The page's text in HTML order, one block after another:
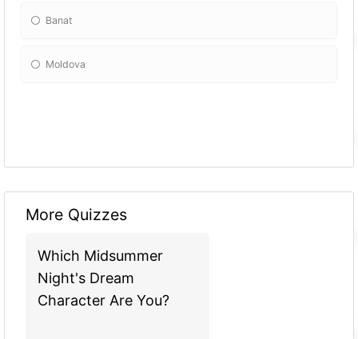
Banat
Moldova
More Quizzes
Which Midsummer
Night's Dream
Character Are You?